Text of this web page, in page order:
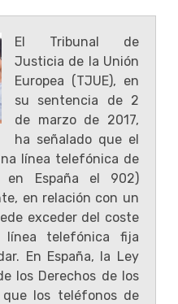
El Tribunal de
Justicia de la Unión
Europea (TJUE), en
su sentencia de 2
de marzo de 2017,
ha señalado que el
línea telefónica de
en España el 902)
en relación con un
exceder del coste
telefónica fija
En España, la Ley
los Derechos de los
que los teléfonos de